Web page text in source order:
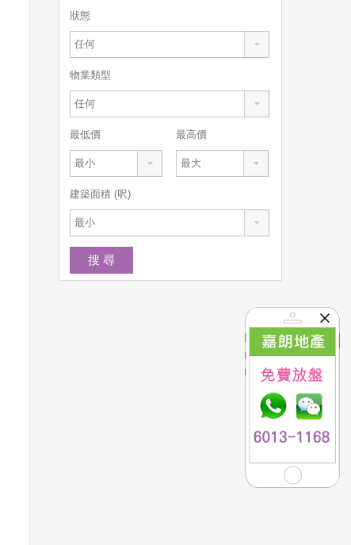
狀態
任何
物業類型
任何
最低價
最小
最高價
最大
建築面積 (呎)
最小